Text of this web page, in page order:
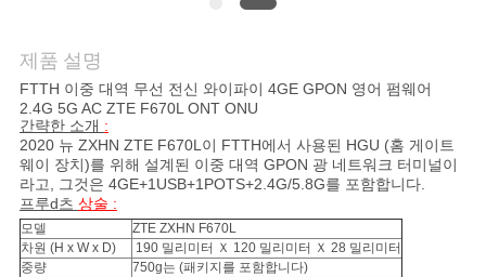
인
용
문
을
요
제품 설명
FTTH 이중 대역 무선 전신 와이파이 4GE GPON 영어 펌웨어
2.4G 5G AC ZTE F670L ONT ONU
간략한 소개 :
2020 뉴 ZXHN ZTE F670L이 FTTH에서 사용된 HGU (홈 게이트
웨이 장치)를 위해 설계된 이중 대역 GPON 광 네트워크 터미널이
라고, 그것은 4GE+1USB+1POTS+2.4G/5.8G를 포함합니다.
프루d츠 상술 :
모델
ZTE ZXHN F670L
차원 (H x W x D)
190 밀리미터 Ｘ 120 밀리미터 Ｘ 28 밀리미터
중량
750g는 (패키지를 포함합니다)